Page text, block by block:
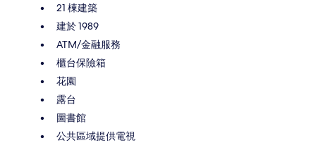
21 棟建築
建於 1989
ATM/金融服務
櫃台保險箱
花園
露台
圖書館
公共區域提供電視